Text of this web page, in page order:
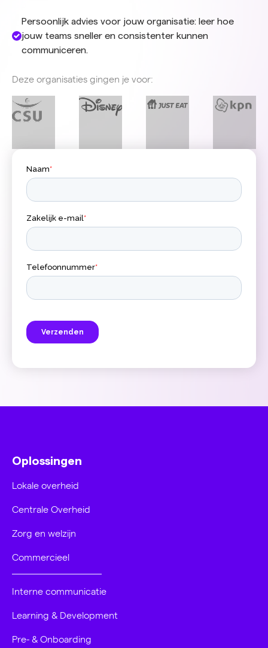
Persoonlijk advies voor jouw organisatie: leer hoe
jouw teams sneller en consistenter kunnen
communiceren.
Deze organisaties gingen je voor:
Oplossingen
Lokale overheid
Centrale Overheid
Zorg en welzijn
Commercieel
Interne communicatie
Learning & Development
Pre- & Onboarding